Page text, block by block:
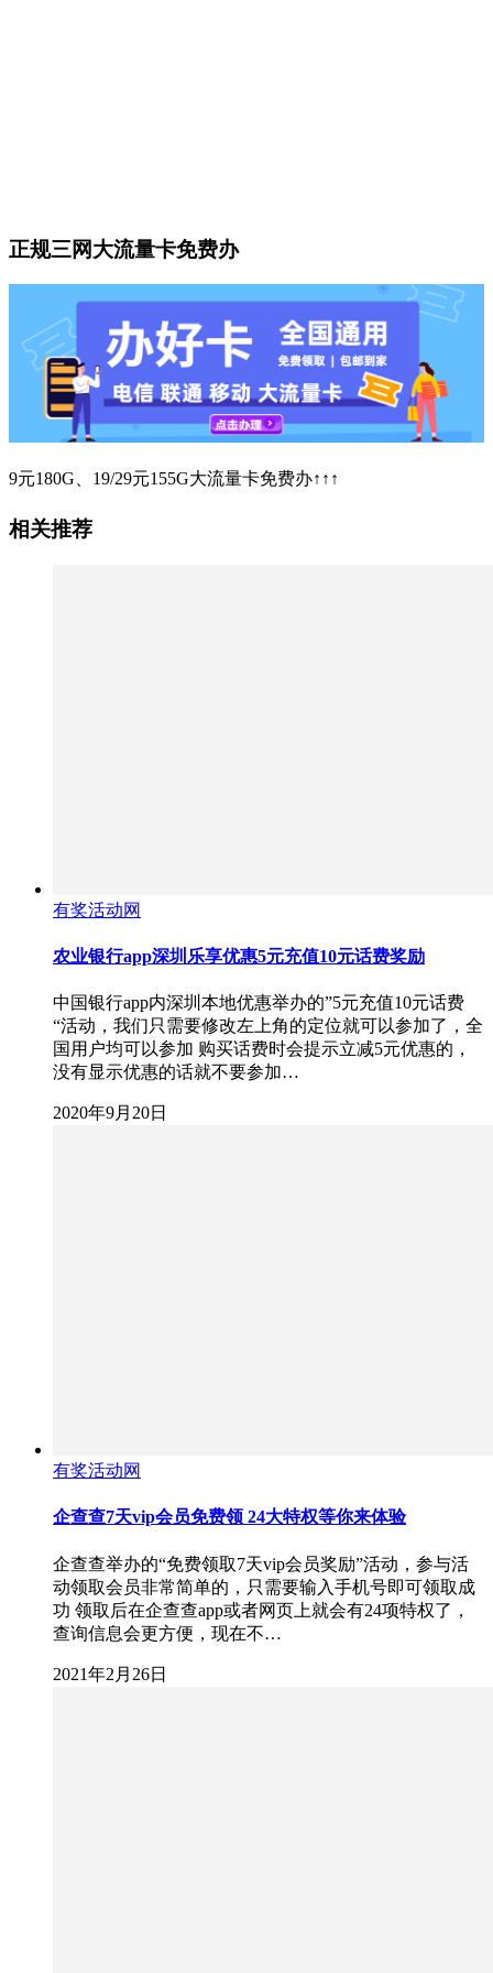
正规三网大流量卡免费办
9元180G、19/29元155G大流量卡免费办↑↑↑
相关推荐
有奖活动网
农业银行app深圳乐享优惠5元充值10元话费奖励
中国银行app内深圳本地优惠举办的”5元充值10元话费
“活动，我们只需要修改左上角的定位就可以参加了，全
国用户均可以参加 购买话费时会提示立减5元优惠的，
没有显示优惠的话就不要参加…
2020年9月20日
有奖活动网
企查查7天vip会员免费领 24大特权等你来体验
企查查举办的“免费领取7天vip会员奖励”活动，参与活
动领取会员非常简单的，只需要输入手机号即可领取成
功 领取后在企查查app或者网页上就会有24项特权了，
查询信息会更方便，现在不…
2021年2月26日